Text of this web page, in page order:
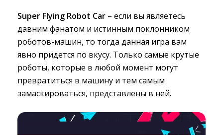
Super Flying Robot Car – если вы являетесь
давним фанатом и истинным поклонником
роботов-машин, то тогда данная игра вам
явно придется по вкусу. Только самые крутые
роботы, которые в любой момент могут
превратиться в машину и тем самым
замаскироваться, представлены в ней.